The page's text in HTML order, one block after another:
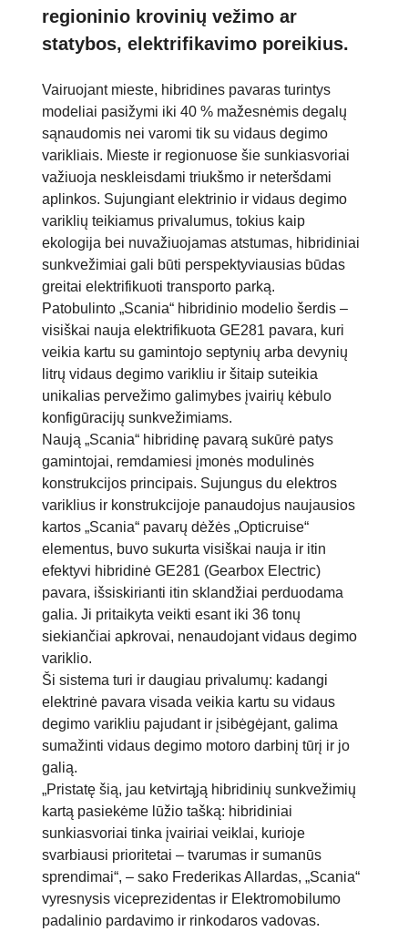
regioninio krovinių vežimo ar
statybos, elektrifikavimo poreikius.
Vairuojant mieste, hibridines pavaras turintys
modeliai pasižymi iki 40 % mažesnėmis degalų
sąnaudomis nei varomi tik su vidaus degimo
varikliais. Mieste ir regionuose šie sunkiasvoriai
važiuoja neskleisdami triukšmo ir neteršdami
aplinkos. Sujungiant elektrinio ir vidaus degimo
variklių teikiamus privalumus, tokius kaip
ekologija bei nuvažiuojamas atstumas, hibridiniai
sunkvežimiai gali būti perspektyviausias būdas
greitai elektrifikuoti transporto parką.
Patobulinto „Scania“ hibridinio modelio šerdis –
visiškai nauja elektrifikuota GE281 pavara, kuri
veikia kartu su gamintojo septynių arba devynių
litrų vidaus degimo varikliu ir šitaip suteikia
unikalias pervežimo galimybes įvairių kėbulo
konfigūracijų sunkvežimiams.
Naują „Scania“ hibridinę pavarą sukūrė patys
gamintojai, remdamiesi įmonės modulinės
konstrukcijos principais. Sujungus du elektros
variklius ir konstrukcijoje panaudojus naujausios
kartos „Scania“ pavarų dėžės „Opticruise“
elementus, buvo sukurta visiškai nauja ir itin
efektyvi hibridinė GE281 (Gearbox Electric)
pavara, išsiskirianti itin sklandžiai perduodama
galia. Ji pritaikyta veikti esant iki 36 tonų
siekiančiai apkrovai, nenaudojant vidaus degimo
variklio.
Ši sistema turi ir daugiau privalumų: kadangi
elektrinė pavara visada veikia kartu su vidaus
degimo varikliu pajudant ir įsibėgėjant, galima
sumažinti vidaus degimo motoro darbinį tūrį ir jo
galią.
„Pristatę šią, jau ketvirtąją hibridinių sunkvežimių
kartą pasiekėme lūžio tašką: hibridiniai
sunkiasvoriai tinka įvairiai veiklai, kurioje
svarbiausi prioritetai – tvarumas ir sumanūs
sprendimai“, – sako Frederikas Allardas, „Scania“
vyresnysis viceprezidentas ir Elektromobilumo
padalinio pardavimo ir rinkodaros vadovas.